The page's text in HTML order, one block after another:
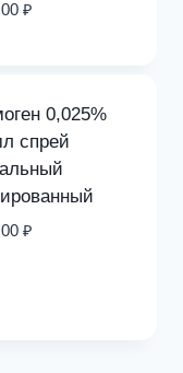
₽
0,025%
спрей
₽